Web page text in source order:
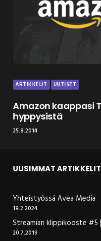
ARTIKKELIT UUTISET
Amazon kaappasi
hyppysistä
25.8.2014
UUSIMMAT ARTIKKELIT
Yhteistyössä Avea Media
18.2.2024
Streamian klippikooste #5
20.7.2019